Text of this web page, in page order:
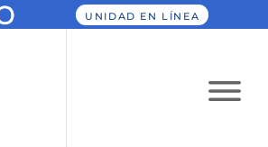
UNIDAD EN LÍNEA